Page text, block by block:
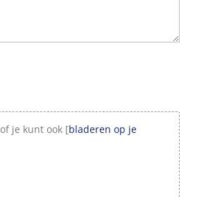
Voeg een bestand toe door het hier te slepen, of je kunt ook [bladeren op je